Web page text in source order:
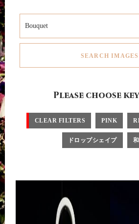
Please choose
CLEAR FILTERS PINK
ドロップシェイプ